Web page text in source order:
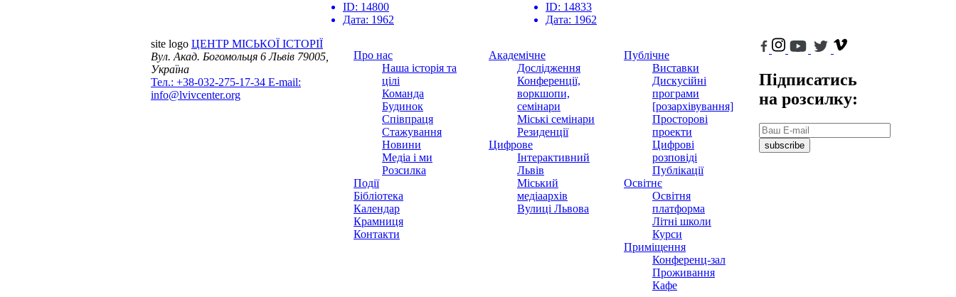
ID: 14800
Дата: 1962
ID: 14833
Дата: 1962
site logo ЦЕНТР МІСЬКОЇ ІСТОРІЇ
Вул. Акад. Богомольця 6Львів 79005,
Україна
Тел.: +38-032-275-17-34 E-mail:
info@lvivcenter.org
Про нас
Наша історія та
цілі
Команда
Будинок
Співпраця
Стажування
Новини
Медіа і ми
Розсилка
Події
Бібліотека
Календар
Крамниця
Контакти
Академічне
Дослідження
Конференції,
воркшопи,
семінари
Міські семінари
Резиденції
Цифрове
Інтерактивний
Львів
Міський
медіаархів
Вулиці Львова
Публічне
Виставки
Дискусійні
програми
[розархівування]
Просторові
проекти
Цифрові
розповіді
Публікації
Освітнє
Освітня
платформа
Літні школи
Курси
Приміщення
Конференц-зал
Проживання
Кафе
Підписатись
на розсилку:
subscribe